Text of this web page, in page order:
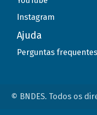
Instagram
Ajuda
Perguntas frequentes
© BNDES. Todos os